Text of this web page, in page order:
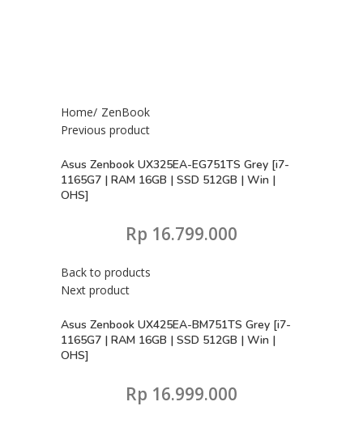
Home
ZenBook
Previous product
Asus Zenbook UX325EA-EG751TS Grey [i7-
1165G7 | RAM 16GB | SSD 512GB | Win |
OHS]
Rp 16.799.000
Back to products
Next product
Asus Zenbook UX425EA-BM751TS Grey [i7-
1165G7 | RAM 16GB | SSD 512GB | Win |
OHS]
Rp 16.999.000